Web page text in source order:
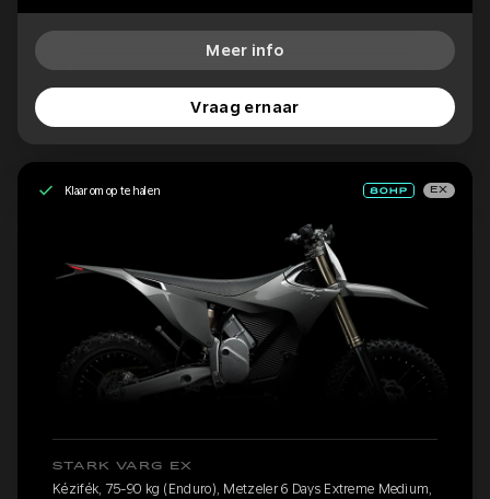
Meer info
Vraag ernaar
Klaar om op te halen EX
STARK VARG EX
Kézifék, 75-90 kg (Enduro), Metzeler 6 Days Extreme Medium,